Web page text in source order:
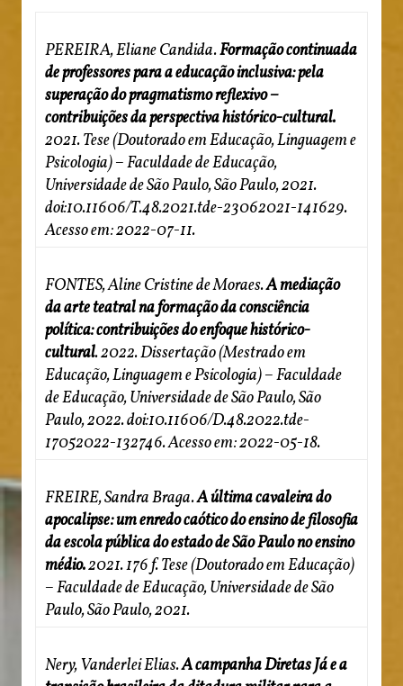
PEREIRA, Eliane Candida.Formação continuada
de professores para a educação inclusiva: pela
superação do pragmatismo reflexivo –
contribuições da perspectiva histórico-cultural.
2021. Tese (Doutorado em Educação, Linguagem e
Psicologia) – Faculdade de Educação,
Universidade de São Paulo, São Paulo, 2021.
doi:10.11606/T.48.2021.tde-23062021-141629.
Acesso em: 2022-07-11.
FONTES, Aline Cristine de Moraes.A mediação
da arte teatral na formação da consciência
política: contribuições do enfoque histórico-
cultural. 2022. Dissertação (Mestrado em
Educação, Linguagem e Psicologia) – Faculdade
de Educação, Universidade de São Paulo, São
Paulo, 2022. doi:10.11606/D.48.2022.tde-
17052022-132746. Acesso em: 2022-05-18.
FREIRE, Sandra Braga.A última cavaleira do
apocalipse: um enredo caótico do ensino de filosofia
da escola pública do estado de São Paulo no ensino
médio.2021. 176 f. Tese (Doutorado em Educação)
– Faculdade de Educação, Universidade de São
Paulo, São Paulo, 2021.
Nery, Vanderlei Elias.A campanha Diretas Já e a